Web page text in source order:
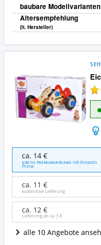
baubare Modellvarianten
Altersempfehlung
(lt. Hersteller)
Eichhorn
Constructor
-
Rennauto
Angebote:
Wo
dieses
Eichhorn
Konstruktionsspielzeug
ca. 14 €
GRATIS PREMIUMVERSAND mit Amazon
Prime
ca. 11 €
kostenlose Lieferung
ca. 12 €
Lieferung ab ca.5 €
alle 10 Angebote